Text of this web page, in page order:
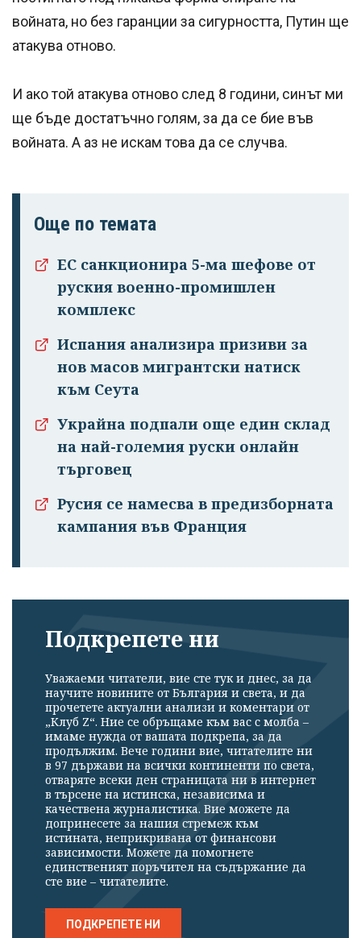
войната, но без гаранции за сигурността, Путин ще
атакува отново.
И ако той атакува отново след 8 години, синът ми
ще бъде достатъчно голям, за да се бие във
войната. А аз не искам това да се случва.
Още по темата
ЕС санкционира 5-ма шефове от
руския военно-промишлен
комплекс
Испания анализира призиви за
нов масов мигрантски натиск
към Сеута
Украйна подпали още един склад
на най-големия руски онлайн
търговец
Русия се намесва в предизборната
кампания във Франция
Подкрепете ни
Уважаеми читатели, вие сте тук и днес, за да
научите новините от България и света, и да
прочетете актуални анализи и коментари от
„Клуб Z“. Ние се обръщаме към вас с молба –
имаме нужда от вашата подкрепа, за да
продължим. Вече години вие, читателите ни
в 97 държави на всички континенти по света,
отваряте всеки ден страницата ни в интернет
в търсене на истинска, независима и
качествена журналистика. Вие можете да
допринесете за нашия стремеж към
истината, неприкривана от финансови
зависимости. Можете да помогнете
единственият поръчител на съдържание да
сте вие – читателите.
ПОДКРЕПЕТЕ НИ